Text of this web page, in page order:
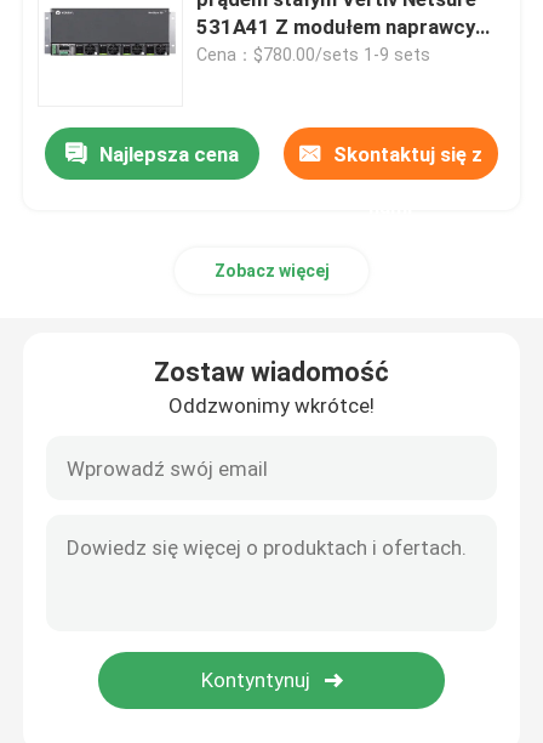
Hybrydowy system telekomunikacyjny
Moduł prostownika
Telekomunikacyjna bateria litowa
531A41 Z modułem naprawcy
R48-2000e3
Cena：$780.00/sets 1-9 sets
Najlepsza cena Skontaktuj się z
Zobacz więcej
Zostaw wiadomość
Oddzwonimy wkrótce!